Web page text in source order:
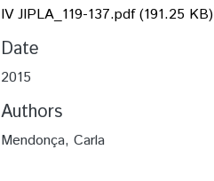
IV JIPLA_119-137.pdf(191.25 KB)
Date
2015
Authors
Mendonça, Carla